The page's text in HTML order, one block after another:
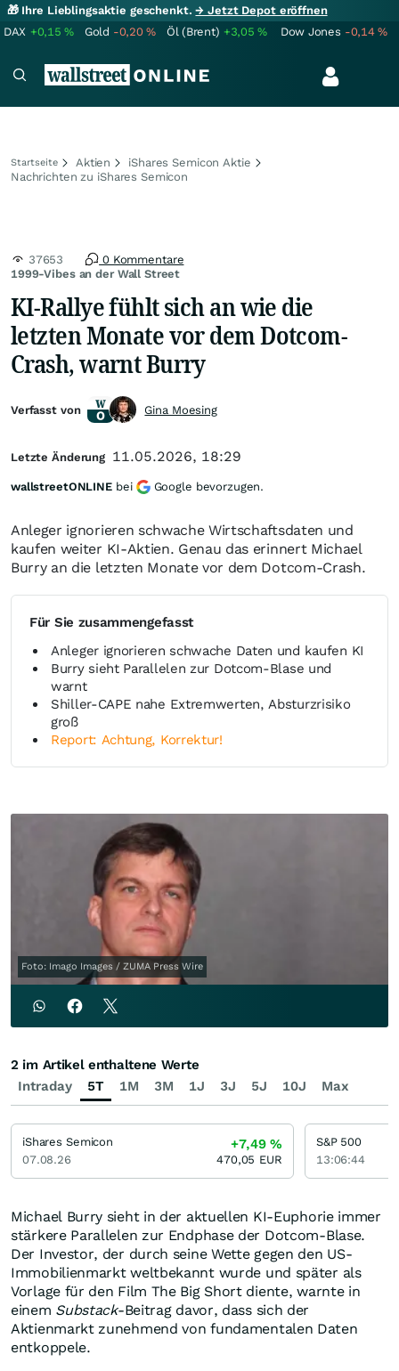
🎁 Ihre Lieblingsaktie geschenkt.→ Jetzt Depot eröffnen
DAX +0,15% Gold -0,20% Öl (Brent) +3,05% Dow Jones -0,14%
Startseite Aktien
iShares Semicon Aktie
Nachrichten zu iShares Semicon
1999-Vibes an der Wall Street
37653 0 Kommentare
KI-Rallye fühlt sich an wie die
letzten Monate vor dem Dotcom-
Crash, warnt Burry
Anleger ignorieren schwache Wirtschaftsdaten und
kaufen weiter KI-Aktien. Genau das erinnert Michael
Burry an die letzten Monate vor dem Dotcom-Crash.
Für Sie zusammengefasst
Anleger ignorieren schwache Daten und kaufen KI
Burry sieht Parallelen zur Dotcom-Blase und
warnt
Shiller-CAPE nahe Extremwerten, Absturzrisiko
groß
Report: Achtung, Korrektur!
Foto: Imago Images / ZUMA Press Wire
Michael Burry sieht in der aktuellen KI-Euphorie immer
stärkere Parallelen zur Endphase der Dotcom-Blase.
Der Investor, der durch seine Wette gegen den US-
Immobilienmarkt weltbekannt wurde und später als
Vorlage für den Film The Big Short diente, warnte in
einem Substack-Beitrag davor, dass sich der
Aktienmarkt zunehmend von fundamentalen Daten
entkoppele.
Verfasst von Gina Moesing
Letzte Änderung 11.05.2026, 18:29
wallstreetONLINE bei Google bevorzugen.
Intraday 5T 1M 3M 1J 3J 5J 10J Max
2 im Artikel enthaltene Werte
iShares Semicon
07.08.26
+7,49%
470,05 EUR
S&P 500
13:06:44